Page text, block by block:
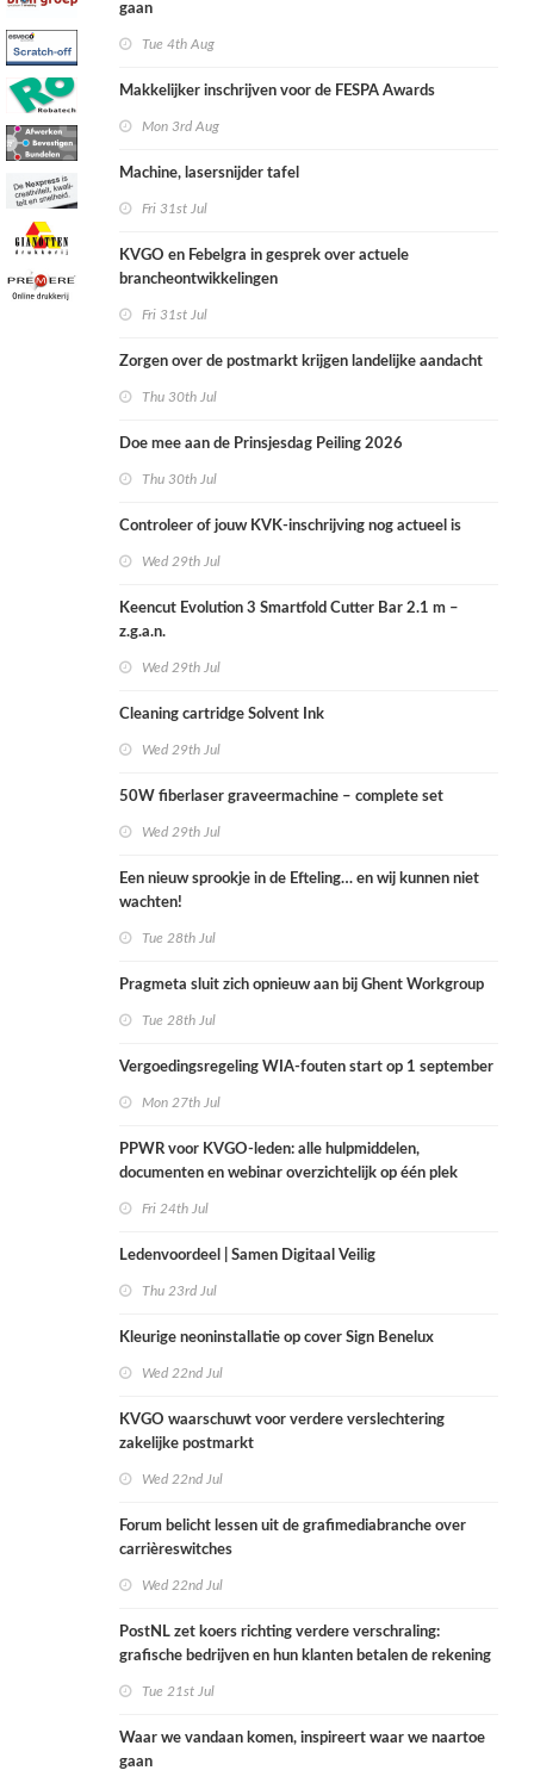
gaan
Tue 4th Aug
Makkelijker inschrijven voor de FESPA Awards
Mon 3rd Aug
Machine, lasersnijder tafel
Fri 31st Jul
KVGO en Febelgra in gesprek over actuele
brancheontwikkelingen
Fri 31st Jul
Zorgen over de postmarkt krijgen landelijke aandacht
Thu 30th Jul
Doe mee aan de Prinsjesdag Peiling 2026
Thu 30th Jul
Controleer of jouw KVK-inschrijving nog actueel is
Wed 29th Jul
Keencut Evolution 3 Smartfold Cutter Bar 2.1 m –
z.g.a.n.
Wed 29th Jul
Cleaning cartridge Solvent Ink
Wed 29th Jul
50W fiberlaser graveermachine – complete set
Wed 29th Jul
Een nieuw sprookje in de Efteling… en wij kunnen niet
wachten!
Tue 28th Jul
Pragmeta sluit zich opnieuw aan bij Ghent Workgroup
Tue 28th Jul
Vergoedingsregeling WIA-fouten start op 1 september
Mon 27th Jul
PPWR voor KVGO-leden: alle hulpmiddelen,
documenten en webinar overzichtelijk op één plek
Fri 24th Jul
Ledenvoordeel | Samen Digitaal Veilig
Thu 23rd Jul
Kleurige neoninstallatie op cover Sign Benelux
Wed 22nd Jul
KVGO waarschuwt voor verdere verslechtering
zakelijke postmarkt
Wed 22nd Jul
Forum belicht lessen uit de grafimediabranche over
carrièreswitches
Wed 22nd Jul
PostNL zet koers richting verdere verschraling:
grafische bedrijven en hun klanten betalen de rekening
Tue 21st Jul
Waar we vandaan komen, inspireert waar we naartoe
gaan